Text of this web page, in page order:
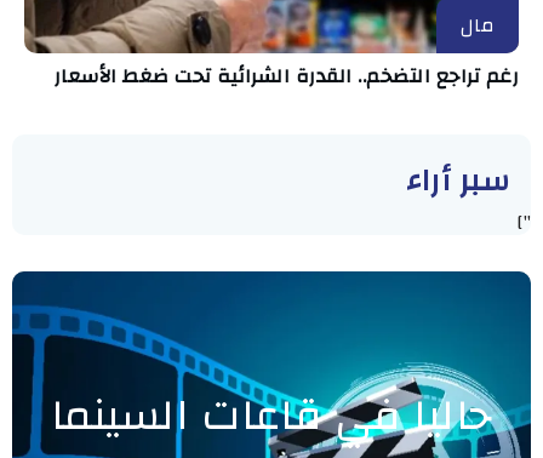
مال
رغم تراجع التضخم.. القدرة الشرائية تحت ضغط الأسعار
سبر أراء
"]
حاليا في قاعات السينما